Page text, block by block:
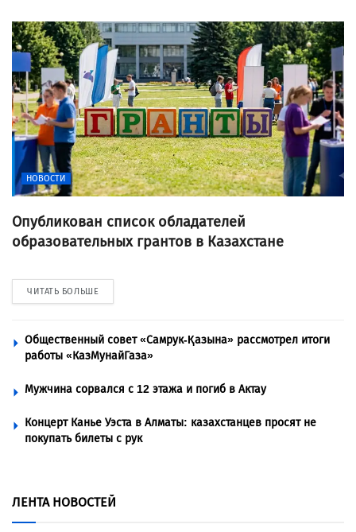
НОВОСТИ
Опубликован список обладателей
образовательных грантов в Казахстане
ЧИТАТЬ БОЛЬШЕ
Общественный совет «Самрук-Қазына» рассмотрел итоги
работы «КазМунайГаза»
Мужчина сорвался с 12 этажа и погиб в Актау
Концерт Канье Уэста в Алматы: казахстанцев просят не
покупать билеты с рук
ЛЕНТА НОВОСТЕЙ